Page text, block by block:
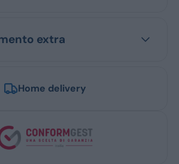
extra
Home delivery